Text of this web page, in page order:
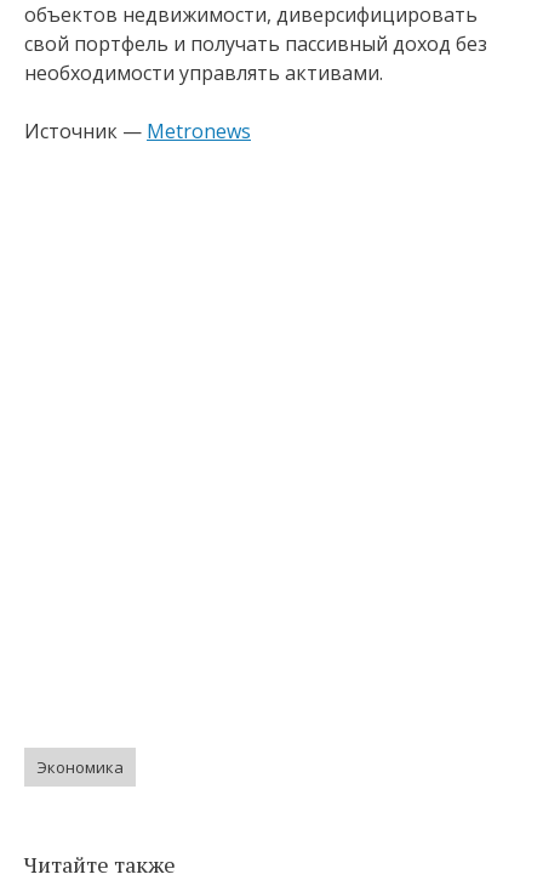
объектов недвижимости, диверсифицировать
свой портфель и получать пассивный доход без
необходимости управлять активами.
Источник — Metronews
Экономика
Читайте также